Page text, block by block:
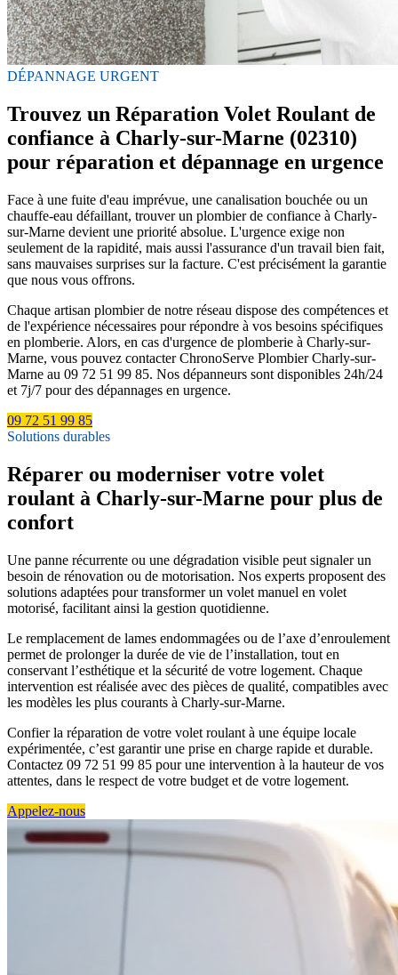
DÉPANNAGE URGENT
Trouvez un Réparation Volet Roulant de
confiance à Charly-sur-Marne (02310)
pour réparation et dépannage en urgence
Face à une fuite d'eau imprévue, une canalisation bouchée ou un
chauffe-eau défaillant, trouver un plombier de confiance à Charly-
sur-Marne devient une priorité absolue. L'urgence exige non
seulement de la rapidité, mais aussi l'assurance d'un travail bien fait,
sans mauvaises surprises sur la facture. C'est précisément la garantie
que nous vous offrons.
Chaque artisan plombier de notre réseau dispose des compétences et
de l'expérience nécessaires pour répondre à vos besoins spécifiques
en plomberie. Alors, en cas d'urgence de plomberie à Charly-sur-
Marne, vous pouvez contacter ChronoServe Plombier Charly-sur-
Marne au 09 72 51 99 85. Nos dépanneurs sont disponibles 24h/24
et 7j/7 pour des dépannages en urgence.
09 72 51 99 85
Solutions durables
Réparer ou moderniser votre volet
roulant à Charly-sur-Marne pour plus de
confort
Une panne récurrente ou une dégradation visible peut signaler un
besoin de rénovation ou de motorisation. Nos experts proposent des
solutions adaptées pour transformer un volet manuel en volet
motorisé, facilitant ainsi la gestion quotidienne.
Le remplacement de lames endommagées ou de l’axe d’enroulement
permet de prolonger la durée de vie de l’installation, tout en
conservant l’esthétique et la sécurité de votre logement. Chaque
intervention est réalisée avec des pièces de qualité, compatibles avec
les modèles les plus courants à Charly-sur-Marne.
Confier la réparation de votre volet roulant à une équipe locale
expérimentée, c’est garantir une prise en charge rapide et durable.
Contactez 09 72 51 99 85 pour une intervention à la hauteur de vos
attentes, dans le respect de votre budget et de votre logement.
Appelez-nous